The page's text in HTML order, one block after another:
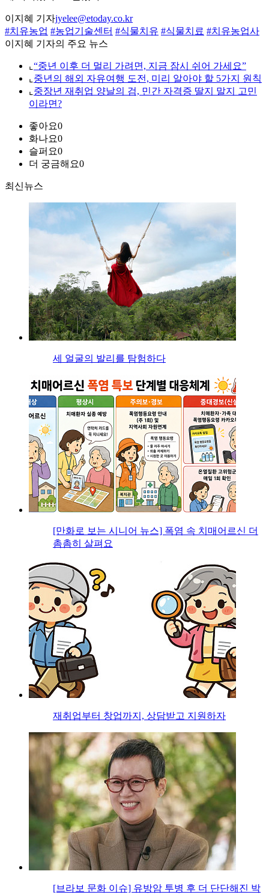
이지혜 기자jyelee@etoday.co.kr
#치유농업 #농업기술센터 #식물치유 #식물치료 #치유농업사
이지혜 기자의 주요 뉴스
⌞ “중년 이후 더 멀리 가려면, 지금 잠시 쉬어 가세요”
⌞ 중년의 해외 자유여행 도전, 미리 알아야 할 5가지 원칙
⌞ 중장년 재취업 양날의 검, 민간 자격증 딸지 말지 고민
이라면?
좋아요0
화나요0
슬퍼요0
더 궁금해요0
최신뉴스
세 얼굴의 발리를 탐험하다
[만화로 보는 시니어 뉴스] 폭염 속 치매어르신 더
촘촘히 살펴요
재취업부터 창업까지, 상담받고 지원하자
[브라보 문화 이슈] 유방암 투병 후 더 단단해진 박